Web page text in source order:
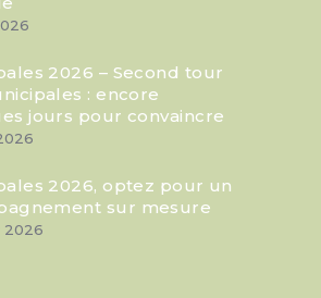
2026 – Second tour
: encore
jours pour convaincre
2026, optez pour un
sur mesure
2026